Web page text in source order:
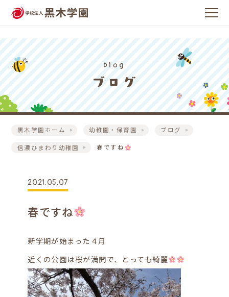
blog
黒木学園ホーム 幼稚園・保育園 ブログ
信濃ひまわり幼稚園 春ですね
2021.05.07
春ですね
新学期が始まった４月
近くの公園は桜が満開で、とっても綺麗